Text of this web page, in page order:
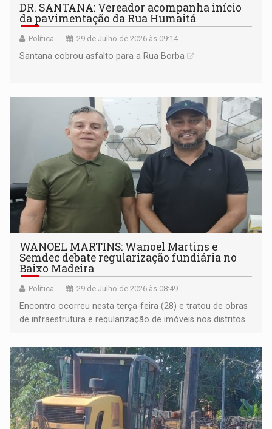
DR. SANTANA: Vereador acompanha início
da pavimentação da Rua Humaitá
Política 29 de Julho de 2026 às 09:14
Santana cobrou asfalto para a Rua Borba
WANOEL MARTINS: Wanoel Martins e
Semdec debate regularização fundiária no
Baixo Madeira
Política 29 de Julho de 2026 às 08:49
Encontro ocorreu nesta terça-feira (28) e tratou de obras
de infraestrutura e regularização de imóveis nos distritos